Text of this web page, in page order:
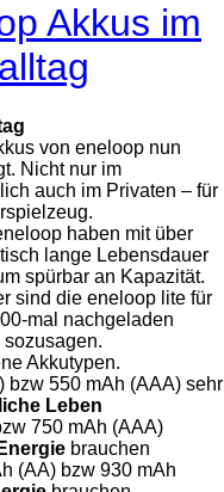
Akkus im
von eneloop nun
Nicht nur im
auch im Privaten – für
haben mit über
lange Lebensdauer
spürbar an Kapazität.
sind die eneloop lite für
mal nachgeladen
Akkutypen.
bzw 550 mAh (AAA) sehr
Leben
750 mAh (AAA)
brauchen
(AA) bzw 930 mAh